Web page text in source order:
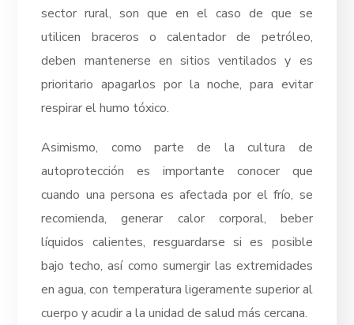
sector rural, son que en el caso de que se
utilicen braceros o calentador de petróleo,
deben mantenerse en sitios ventilados y es
prioritario apagarlos por la noche, para evitar
respirar el humo tóxico.
Asimismo, como parte de la cultura de
autoprotección es importante conocer que
cuando una persona es afectada por el frío, se
recomienda, generar calor corporal, beber
líquidos calientes, resguardarse si es posible
bajo techo, así como sumergir las extremidades
en agua, con temperatura ligeramente superior al
cuerpo y acudir a la unidad de salud más cercana.